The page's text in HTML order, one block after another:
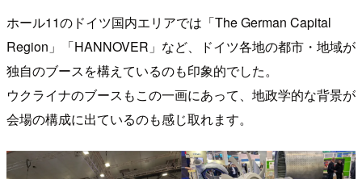
ホール11のドイツ国内エリアでは「The German Capital
Region」「HANNOVER」など、ドイツ各地の都市・地域が
独自のブースを構えているのも印象的でした。
ウクライナのブースもこの一画にあって、地政学的な背景が
会場の構成に出ているのも感じ取れます。